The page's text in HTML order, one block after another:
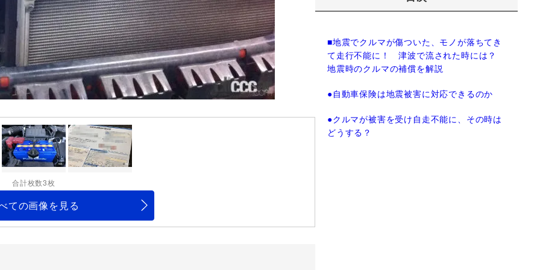
合計枚数3枚
ての画像を見る
■地震でクルマが傷ついた、モノが落ちてき
て走行不能に！ 津波で流された時には？
地震時のクルマの補償を解説
●自動車保険は地震被害に対応できるのか
●クルマが被害を受け自走不能に、その時は
どうする？